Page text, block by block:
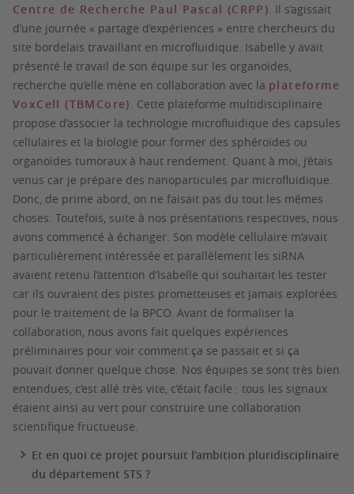
Centre de Recherche Paul Pascal (CRPP). Il s’agissait
d’une journée « partage d’expériences » entre chercheurs du
site bordelais travaillant en microfluidique. Isabelle y avait
présenté le travail de son équipe sur les organoïdes,
recherche qu’elle mène en collaboration avec la plateforme
VoxCell (TBMCore). Cette plateforme multidisciplinaire
propose d’associer la technologie microfluidique des capsules
cellulaires et la biologie pour former des sphéroïdes ou
organoïdes tumoraux à haut rendement. Quant à moi, j’étais
venus car je prépare des nanoparticules par microfluidique.
Donc, de prime abord, on ne faisait pas du tout les mêmes
choses. Toutefois, suite à nos présentations respectives, nous
avons commencé à échanger. Son modèle cellulaire m’avait
particulièrement intéressée et parallèlement les siRNA
avaient retenu l’attention d’Isabelle qui souhaitait les tester
car ils ouvraient des pistes prometteuses et jamais explorées
pour le traitement de la BPCO. Avant de formaliser la
collaboration, nous avons fait quelques expériences
préliminaires pour voir comment ça se passait et si ça
pouvait donner quelque chose. Nos équipes se sont très bien
entendues, c’est allé très vite, c’était facile : tous les signaux
étaient ainsi au vert pour construire une collaboration
scientifique fructueuse.
Et en quoi ce projet poursuit l’ambition pluridisciplinaire
du département STS ?